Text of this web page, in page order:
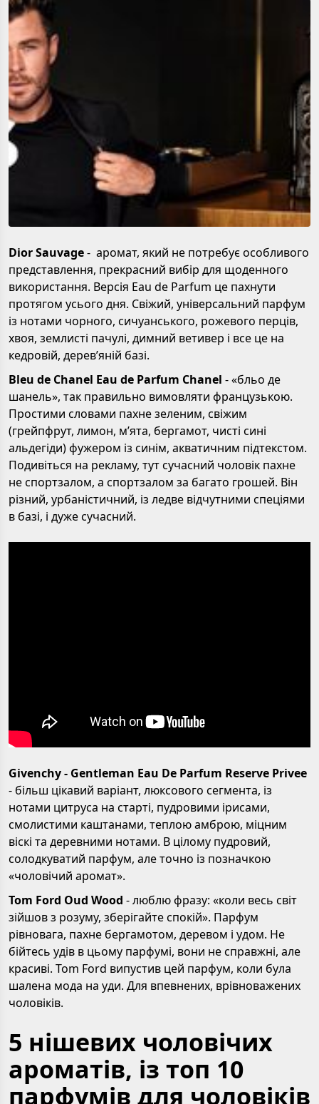
Dior Sauvage- аромат, який не потребує особливого
представлення, прекрасний вибір для щоденного
використання. Версія Eau de Parfum це пахнути
протягом усього дня. Свіжий, універсальний парфум
із нотами чорного, сичуанського, рожевого перців,
хвоя, землисті пачулі, димний ветивер і все це на
кедровій, деревʼяній базі.
Bleu de Chanel Eau de Parfum Chanel - «бльо де
шанель», так правильно вимовляти французькою.
Простими словами пахне зеленим, свіжим
(грейпфрут, лимон, мʼята, бергамот, чисті сині
альдегіди) фужером із синім, акватичним підтекстом.
Подивіться на рекламу, тут сучасний чоловік пахне
не спортзалом, а спортзалом за багато грошей. Він
різний, урбаністичний, із ледве відчутними спеціями
в базі, і дуже сучасний.
Givenchy - Gentleman Eau De Parfum Reserve Privee
- більш цікавий варіант, люксового сегмента, із
нотами цитруса на старті, пудровими ірисами,
смолистими каштанами, теплою амброю, міцним
віскі та деревними нотами. В цілому пудровий,
солодкуватий парфум, але точно із позначкою
«чоловічий аромат».
Tom Ford Oud Wood - люблю фразу: «коли весь світ
зійшов з розуму, зберігайте спокій». Парфум
рівновага, пахне бергамотом, деревом і удом. Не
бійтесь удів в цьому парфумі, вони не справжні, але
красиві. Tom Ford випустив цей парфум, коли була
шалена мода на уди. Для впевнених, врівноважених
чоловіків.
5 нішевих чоловічих
ароматів, із топ 10
парфумів для чоловіків